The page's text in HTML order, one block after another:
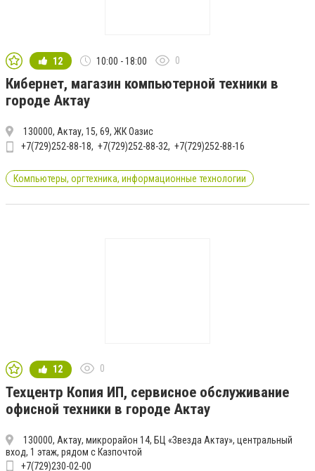
12 10:00 - 18:00 0
Кибернет, магазин компьютерной техники в
городе Актау
130000, Актау, 15, 69, ЖК Оазис
+7(729)252-88-18
+7(729)252-88-32 +7(729)252-88-16
Компьютеры, оргтехника, информационные технологии
12 0
Техцентр Копия ИП, сервисное обслуживание
офисной техники в городе Актау
130000, Актау, микрорайон 14, БЦ «Звезда Актау», центральный
вход, 1 этаж, рядом с Казпочтой
+7(729)230-02-00